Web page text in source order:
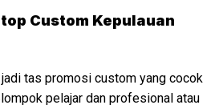
Custom Kepulauan
tas promosi custom yang cocok
pelajar dan profesional atau